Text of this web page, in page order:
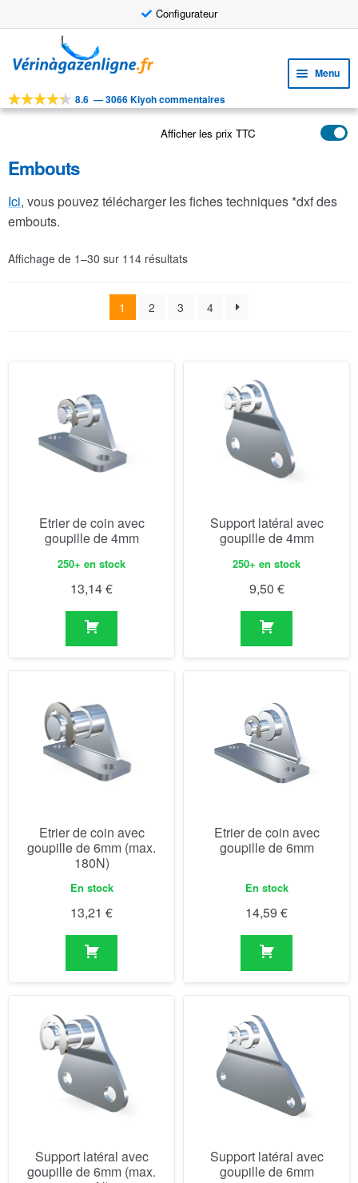
Configurateur
à
navigation
au
Menu
OUTILS
le
menu
APPLICATIONS
SERVICE CLIENTELE
8.6 —3066 Kiyoh commentaires
Afficher les prix TTC
Embouts
Ici, vous pouvez télécharger les fiches techniques *dxf des
embouts.
Affichage de 1–30 sur 114 résultats
1 2 3 4
Etrier de coin avec
goupille de 4mm
250+ en stock
13,14€
Support latéral avec
goupille de 4mm
250+ en stock
9,50 €
Etrier de coin avec
goupille de 6mm (max.
180N)
En stock
13,21 €
Etrier de coin avec
goupille de 6mm
En stock
14,59 €
Support latéral avec
goupille de 6mm (max.
Support latéral avec
goupille de 6mm